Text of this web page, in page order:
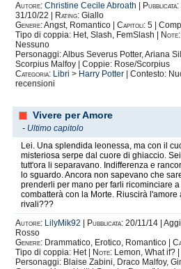
Autore: Christine Cecile Abroath Pubblicata:
31/10/22 |
Rating: Giallo
Genere:Angst, Romantico | Capitoli: 5 |
Tipo di coppia: Het, Slash, FemSlash |
Note:
Nessuno
Personaggi: Albus Severus Potter, Ariana
Scorpius Malfoy | Coppie: Rose/Scorpius
Categoria: Libri > Harry Potter | Contesto:
recensioni
Vivere per Amore
- Ultimo capitolo
Lei. Una splendida leonessa, ma con il
misteriosa serpe dal cuore di ghiaccio.
tutt'ora li separavano. Indifferenza e
lo sguardo. Ancora non sapevano che
prenderli per mano per farli ricominciare
combatterà con la Morte. Riuscirà
rivali???
Autore: LilyMik92 Pubblicata: 20/11/14 |
Rosso
Genere: Drammatico, Erotico, Romantico |
Tipo di coppia: Het |
Note: Lemon, What if? |
Personaggi: Blaise Zabini, Draco Malfoy,